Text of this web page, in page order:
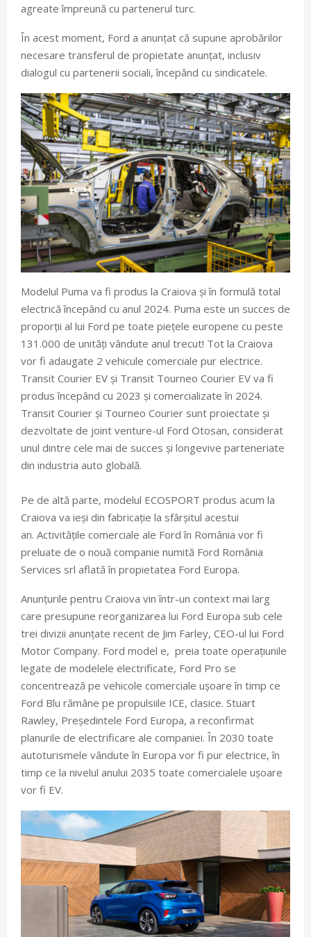
agreate împreună cu partenerul turc.
În acest moment, Ford a anunțat că supune aprobărilor
necesare transferul de propietate anunțat, inclusiv
dialogul cu partenerii sociali, începând cu sindicatele.
Modelul Puma va fi produs la Craiova și în formulă total
electrică începând cu anul 2024. Puma este un succes de
proporții al lui Ford pe toate piețele europene cu peste
131.000 de unități vândute anul trecut! Tot la Craiova
vor fi adaugate 2 vehicule comerciale pur electrice.
Transit Courier EV și Transit Tourneo Courier EV va fi
produs începând cu 2023 și comercializate în 2024.
Transit Courier și Tourneo Courier sunt proiectate și
dezvoltate de joint venture-ul Ford Otosan, considerat
unul dintre cele mai de succes și longevive parteneriate
din industria auto globală.
Pe de altă parte, modelul ECOSPORT produs acum la
Craiova va ieși din fabricație la sfârșitul acestui
an. Activitățile comerciale ale Ford în România vor fi
preluate de o nouă companie numită Ford România
Services srl aflată în propietatea Ford Europa.
Anunțurile pentru Craiova vin într-un context mai larg
care presupune reorganizarea lui Ford Europa sub cele
trei divizii anunțate recent de Jim Farley, CEO-ul lui Ford
Motor Company. Ford model e, preia toate operațiunile
legate de modelele electrificate, Ford Pro se
concentrează pe vehicole comerciale ușoare în timp ce
Ford Blu rămâne pe propulsiile ICE, clasice. Stuart
Rawley, Președintele Ford Europa, a reconfirmat
planurile de electrificare ale companiei. În 2030 toate
autoturismele vândute în Europa vor fi pur electrice, în
timp ce la nivelul anului 2035 toate comercialele ușoare
vor fi EV.